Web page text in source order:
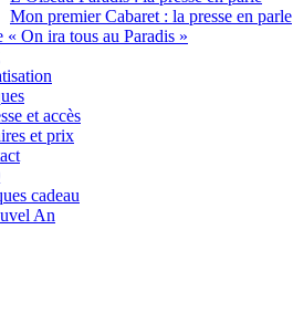
Mon premier Cabaret : la presse en parle
« On ira tous au Paradis »
et accès
et prix
cadeau
An